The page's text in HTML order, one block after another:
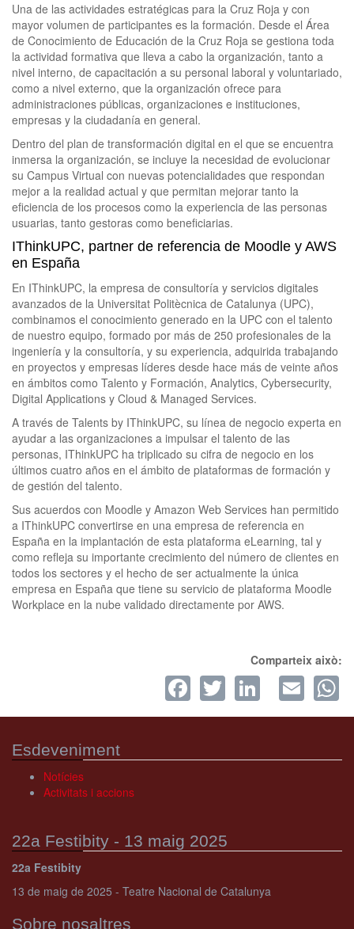
Una de las actividades estratégicas para la Cruz Roja y con
mayor volumen de participantes es la formación. Desde el Área
de Conocimiento de Educación de la Cruz Roja se gestiona toda
la actividad formativa que lleva a cabo la organización, tanto a
nivel interno, de capacitación a su personal laboral y voluntariado,
como a nivel externo, que la organización ofrece para
administraciones públicas, organizaciones e instituciones,
empresas y la ciudadanía en general.
Dentro del plan de transformación digital en el que se encuentra
inmersa la organización, se incluye la necesidad de evolucionar
su Campus Virtual con nuevas potencialidades que respondan
mejor a la realidad actual y que permitan mejorar tanto la
eficiencia de los procesos como la experiencia de las personas
usuarias, tanto gestoras como beneficiarias.
IThinkUPC, partner de referencia de Moodle y AWS
en España
En IThinkUPC, la empresa de consultoría y servicios digitales
avanzados de la Universitat Politècnica de Catalunya (UPC),
combinamos el conocimiento generado en la UPC con el talento
de nuestro equipo, formado por más de 250 profesionales de la
ingeniería y la consultoría, y su experiencia, adquirida trabajando
en proyectos y empresas líderes desde hace más de veinte años
en ámbitos como Talento y Formación, Analytics, Cybersecurity,
Digital Applications y Cloud & Managed Services.
A través de Talents by IThinkUPC, su línea de negocio experta en
ayudar a las organizaciones a impulsar el talento de las
personas, IThinkUPC ha triplicado su cifra de negocio en los
últimos cuatro años en el ámbito de plataformas de formación y
de gestión del talento.
Sus acuerdos con Moodle y Amazon Web Services han permitido
a IThinkUPC convertirse en una empresa de referencia en
España en la implantación de esta plataforma eLearning, tal y
como refleja su importante crecimiento del número de clientes en
todos los sectores y el hecho de ser actualmente la única
empresa en España que tiene su servicio de plataforma Moodle
Workplace en la nube validado directamente por AWS.
Comparteix això:
Facebook
Twitter
Esdeveniment
Notícies
Activitats i accions
22a Festibity - 13 maig 2025
22a Festibity
13 de maig de 2025 - Teatre Nacional de Catalunya
Sobre nosaltres